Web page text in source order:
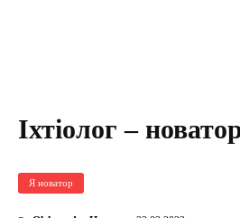
Іхтіолог –
Я новатор